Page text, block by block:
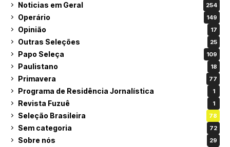
Noticias em Geral 254
Operário 149
Opinião 17
Outras Seleções 25
Papo Seleça 109
Paulistano 18
Primavera 77
Programa de Residência Jornalística 1
Revista Fuzuê 1
Seleção Brasileira 78
Sem categoria 72
Sobre nós 29